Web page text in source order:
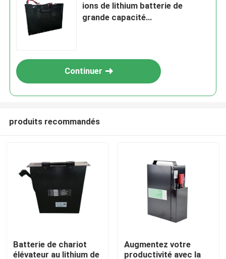
ions de lithium batterie de
grande capacité
Continuer
produits recommandés
Batterie de chariot
élévateur au lithium de
Augmentez votre
productivité avec la